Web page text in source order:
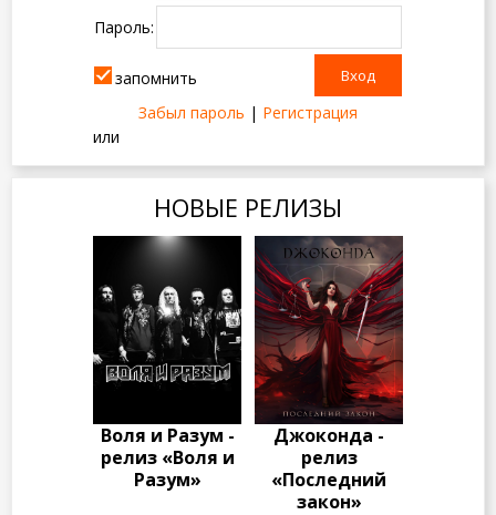
Пароль:
запомнить
Забыл пароль | Регистрация
или
НОВЫЕ РЕЛИЗЫ
Воля и Разум -
релиз «Воля и
Разум»
Джоконда -
релиз
«Последний
закон»